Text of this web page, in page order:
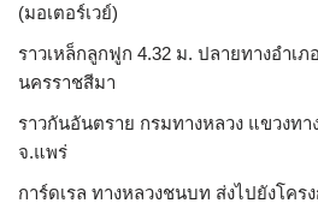
(มอเตอร์เวย์)
ราวเหล็กลูกฟูก 4.32 ม. ปลายทางอำเ
นครราชสีมา
ราวกันอันตราย กรมทางหลวง แขวงทา
จ.แพร่
การ์ดเรล ทางหลวงชนบท ส่งไปยังโคร